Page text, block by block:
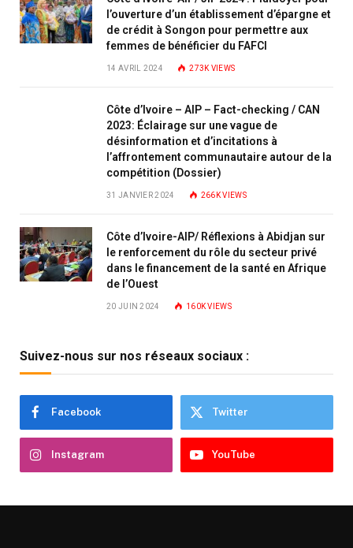
l’ouverture d’un établissement d’épargne et
de crédit à Songon pour permettre aux
femmes de bénéficier du FAFCI
14 AVRIL 2024 273K VIEWS
Côte d’Ivoire – AIP – Fact-checking / CAN
2023: Éclairage sur une vague de
désinformation et d’incitations à
l’affrontement communautaire autour de la
compétition (Dossier)
31 JANVIER 2024 266KVIEWS
Côte d’Ivoire-AIP/ Réflexions à Abidjan sur
le renforcement du rôle du secteur privé
dans le financement de la santé en Afrique
de l’Ouest
20 JUIN 2024 160KVIEWS
Suivez-nous sur nos réseaux sociaux :
Facebook Twitter
Instagram YouTube